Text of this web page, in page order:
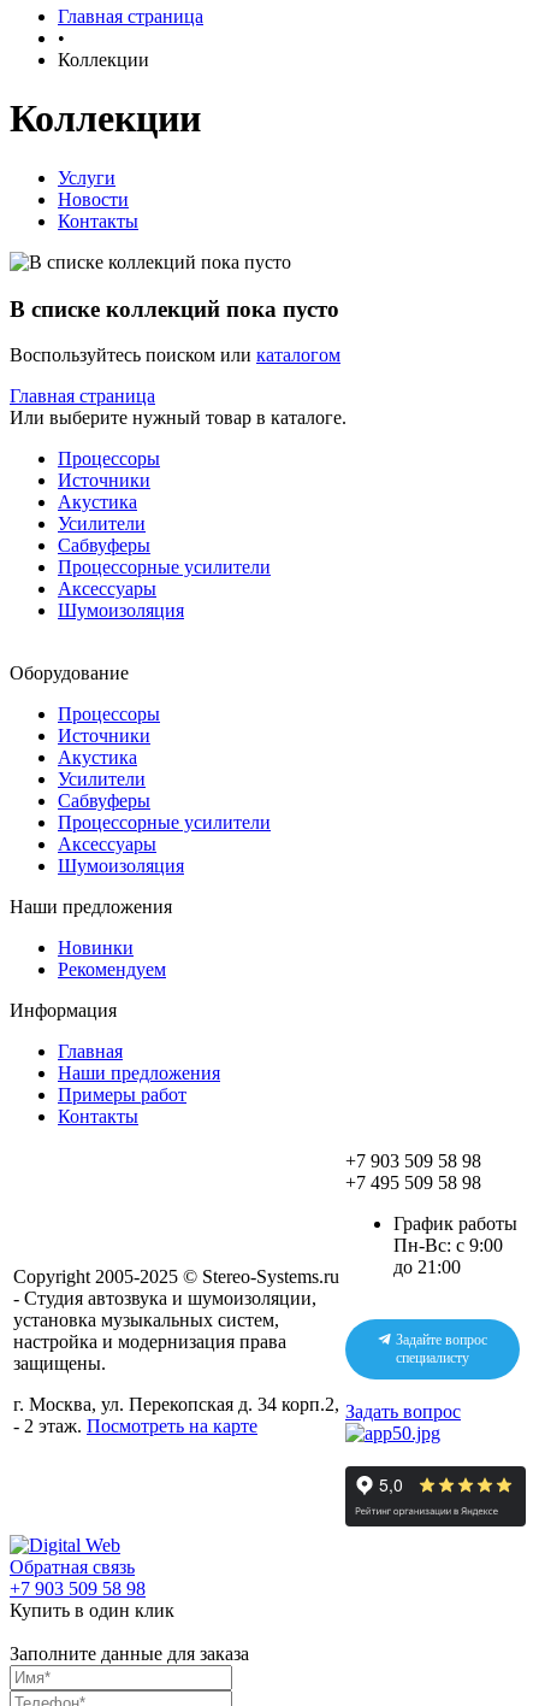
Главная страница
•
Коллекции
Коллекции
Услуги
Новости
Контакты
В списке коллекций пока пусто
Воспользуйтесь поиском или каталогом
Главная страница
Или выберите нужный товар в каталоге.
Процессоры
Источники
Акустика
Усилители
Сабвуферы
Процессорные усилители
Аксессуары
Шумоизоляция
Оборудование
Процессоры
Источники
Акустика
Усилители
Сабвуферы
Процессорные усилители
Аксессуары
Шумоизоляция
Наши предложения
Новинки
Рекомендуем
Информация
Главная
Наши предложения
Примеры работ
Контакты
Copyright 2005-2025 © Stereo-Systems.ru
- Студия автозвука и шумоизоляции,
установка музыкальных систем,
настройка и модернизация права
защищены.
г. Москва, ул. Перекопская д. 34 корп.2,
- 2 этаж. Посмотреть на карте
+7 903 509 58 98
+7 495 509 58 98
График работы
Пн-Вс: с 9:00
до 21:00
Задайте вопрос
специалисту
Задать вопрос
Обратная связь
+7 903 509 58 98
Купить в один клик
Заполните данные для заказа